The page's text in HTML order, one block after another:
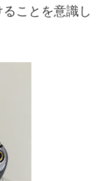
ことを意識し